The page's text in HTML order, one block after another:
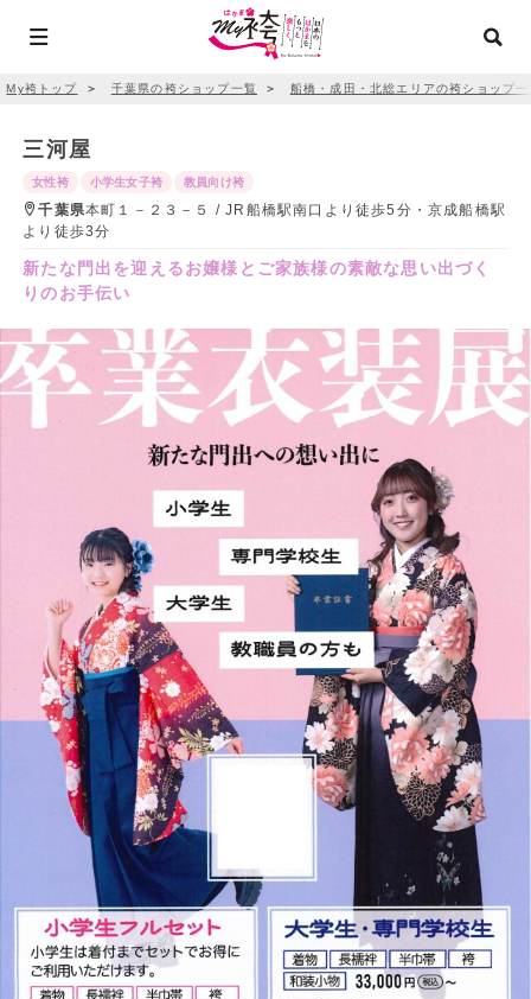
My袴トップ ＞ 千葉県の袴ショップ一覧 ＞ 船橋・成田・北総エリアの袴ショップ一
三河屋
女性袴 小学生女子袴 教員向け袴
千葉県本町１－２３－５ / JR船橋駅南口より徒歩5分・京成船橋駅
より徒歩3分
新たな門出を迎えるお嬢様とご家族様の素敵な思い出づく
りのお手伝い